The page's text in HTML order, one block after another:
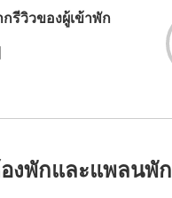
รีวิวของผู้เข้าพัก
งพักและแพลนพัก